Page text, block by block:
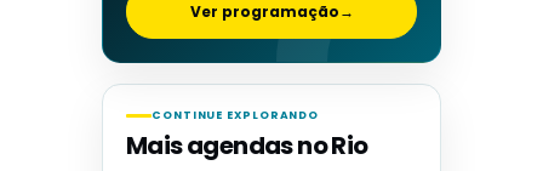
Ver programação→
CONTINUE EXPLORANDO
Mais agendas no Rio